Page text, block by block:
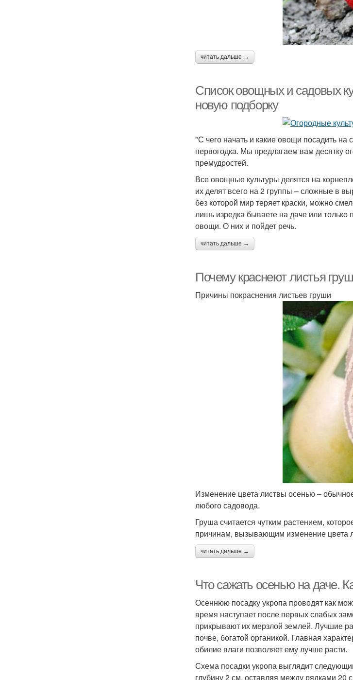
читать дальше →
Список овощных и садовых
новую подборку
"С чего начать и какие овощи посадить
первогодка. Мы предлагаем вам десятку
премудростей.
Все овощные культуры делятся на
их делят всего на 2 группы – сложные в
без которой мир теряет краски, можно
лишь изредка бываете на даче или
овощи. О них и пойдет речь.
читать дальше →
Почему краснеют листья
Причины покраснения листьев груши
Изменение цвета листвы осенью –
любого садовода.
Груша считается чутким растением,
причинам, вызывающим изменение цвета
читать дальше →
Что сажать осенью на даче.
Осеннюю посадку укропа проводят как
время наступает после первых слабых
прикрывают их мерзлой землей. Лучшие
почве, богатой органикой. Главная
обилие влаги позволяет ему лучше расти.
Схема посадки укропа выглядит
глубину 2 см, оставляя между рядками